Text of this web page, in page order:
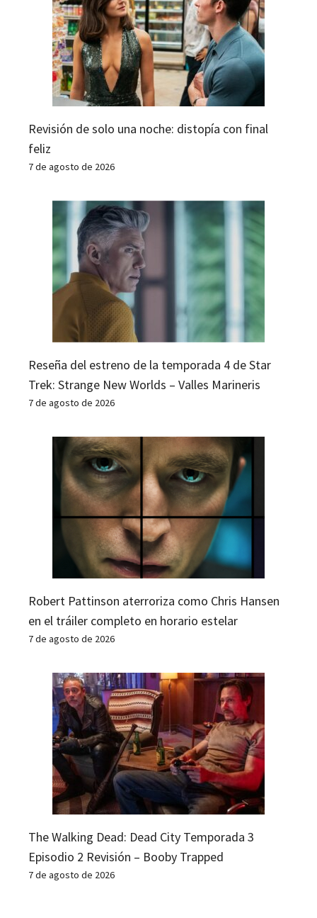
Revisión de solo una noche: distopía con final
feliz
7 de agosto de 2026
Reseña del estreno de la temporada 4 de Star
Trek: Strange New Worlds – Valles Marineris
7 de agosto de 2026
Robert Pattinson aterroriza como Chris Hansen
en el tráiler completo en horario estelar
7 de agosto de 2026
The Walking Dead: Dead City Temporada 3
Episodio 2 Revisión – Booby Trapped
7 de agosto de 2026